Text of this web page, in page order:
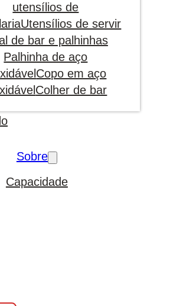
utensílios de
Utensílios de servir
de bar e palhinhas
Palhinha de aço
Copo em aço
Colher de bar
Sobre
Capacidade